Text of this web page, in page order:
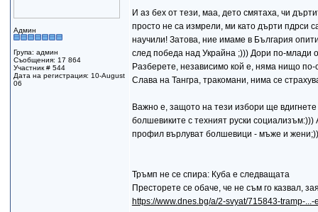
Админ
Група: админ
Съобщения: 17 864
Участник # 544
Дата на регистрация: 10-August
06
И аз бех от тези, маа, дето смятаха, чи
просто не са измрели, ми като дърти пдрси
научили! Затова, ние имаме в България
след победа над Украйна ;))) Дори по-млади
Разберете, независимо кой е, няма нищо
Слава на Тангра, тракомани, нима се
Важно е, защото на тези избори ще
болшевиките с техният руски
профил върлуват болшевици - мъже и
Тръмп не се спира: Куба е следващата
Престорете се обаче, че не съм го казвал,
https://www.dnes.bg/a/2-svyat/715843-tramp-